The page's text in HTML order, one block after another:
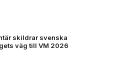
skildrar svenska
väg till VM 2026